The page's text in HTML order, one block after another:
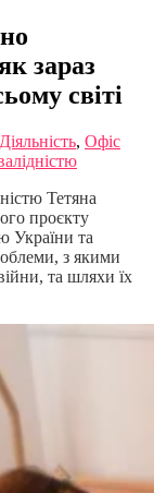
зараз
світі
Діяльність, Офіс
Тетяна
проєкту
України та
з якими
та шляхи їх